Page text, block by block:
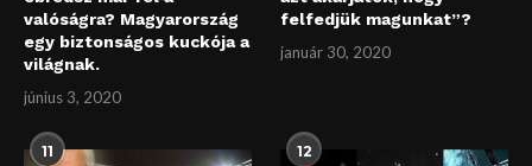
valóságra? Magyarország
egy biztonságos kuckója a
világnak.
június 3, 2020
felfedjük magunkat”?
január 30, 2020
11 12